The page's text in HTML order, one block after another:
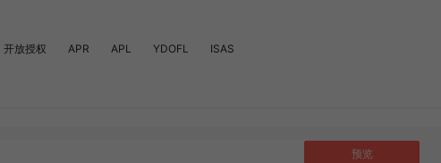
开放授权 APR APL YDOFL ISAS